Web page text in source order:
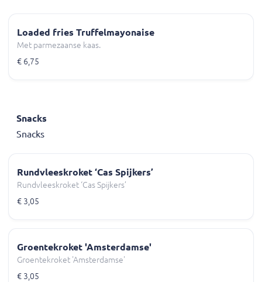
Loaded fries Truffelmayonaise
Met parmezaanse kaas.
€ 6,75
Snacks
Snacks
Rundvleeskroket ‘Cas Spijkers’
Rundvleeskroket ‘Cas Spijkers’
€ 3,05
Groentekroket 'Amsterdamse'
Groentekroket 'Amsterdamse'
€ 3,05